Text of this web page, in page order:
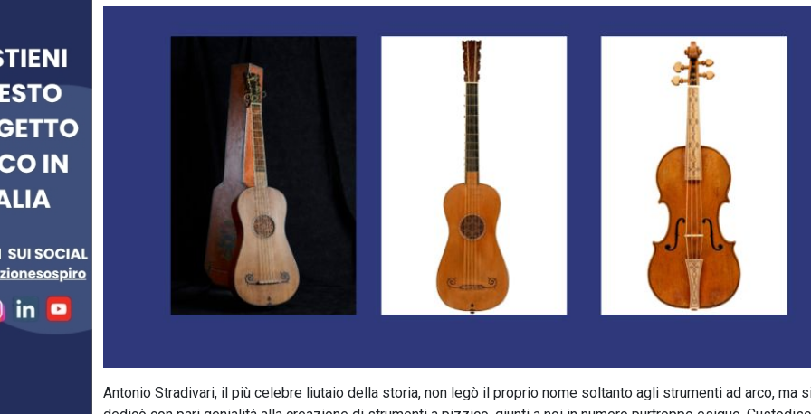
Antonio Stradivari, il più celebre liutaio della storia, non legò il proprio nome soltanto agli strumenti ad arco, ma